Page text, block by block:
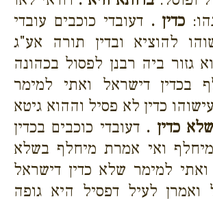
כדין . דעובדי כוכבים עובדי
להוציא ובדין תורה אע"ג
גזור ביה רבנן לפסול בכהונה
בכדין דישראל ואתי למימר
כדין לא פסיל וההוא גיטא
שלא כדין . דעובדי כוכבים בכדין
ואי אמרת מיחלף בשלא
ואתי למימר שלא כדין דישראל
ואמרן לעיל דפסיל היא גופה